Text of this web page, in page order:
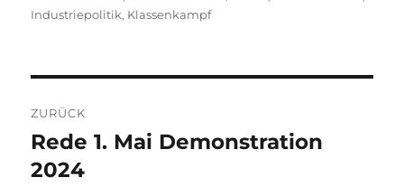
Industriepolitik, Klassenkampf
ZURÜCK
Vorheriger
Beitrag:
Rede 1. Mai Demonstration
2024